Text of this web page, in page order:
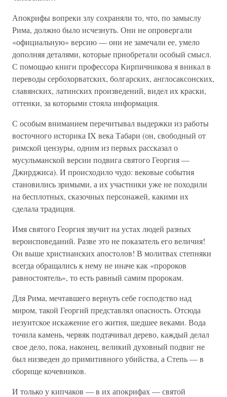
Апокрифы вопреки злу сохраняли то, что, по замыслу
Рима, должно было исчезнуть. Они не опровергали
«официальную» версию — они не замечали ее, умело
дополняя деталями, которые приобретали особый смысл.
С помощью книги профессора Кирпичникова я вникал в
переводы сербохорватских, болгарских, англосаксонских,
славянских, латинских произведений, видел их краски,
оттенки, за которыми стояла информация.
С особым вниманием перечитывал выдержки из работы
восточного историка IX века Табари (он, свободный от
римской цензуры, одним из первых рассказал о
мусульманской версии подвига святого Георгия —
Джирджиса). И происходило чудо: вековые события
становились зримыми, а их участники уже не походили
на бесплотных, сказочных персонажей, какими их
сделала традиция.
Имя святого Георгия звучит на устах людей разных
вероисповеданий. Разве это не показатель его величия!
Он выше христианских апостолов! В молитвах степняки
всегда обращались к нему не иначе как «пророков
равностоятель», то есть равный самим пророкам.
Для Рима, мечтавшего вернуть себе господство над
миром, такой Георгий представлял опасность. Отсюда
иезуитское искажение его жития, шедшее веками. Вода
точила камень, червяк подтачивал дерево, каждый делал
свое дело, пока, наконец, великий духовный подвиг не
был низведен до примитивного убийства, а Степь — в
сборище кочевников.
И только у кипчаков — в их апокрифах — святой